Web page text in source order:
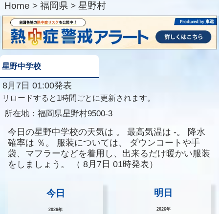
Home > 福岡県 > 星野村
星野中学校
8月7日 01:00発表
リロードすると1時間ごとに更新されます。
所在地： 福岡県星野村9500-3
今日の星野中学校の天気は 。 最高気温は -。
降水
確率は ％。 服装については、
ダウンコートや手
袋、マフラーなどを着用し、出来るだけ暖かい服装
をしましょう。
（ 8月7日 01時発表）
今日
2026年
明日
2026年